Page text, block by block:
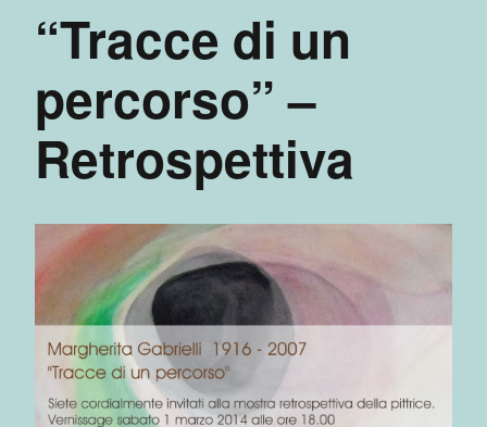
“Tracce di un
percorso” –
Retrospettiva